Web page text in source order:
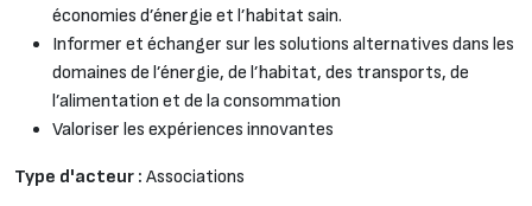
économies d’énergie et l’habitat sain.
Informer et échanger sur les solutions alternatives dans les
domaines de l’énergie, de l’habitat, des transports, de
l’alimentation et de la consommation
Valoriser les expériences innovantes
Type d'acteur : Associations